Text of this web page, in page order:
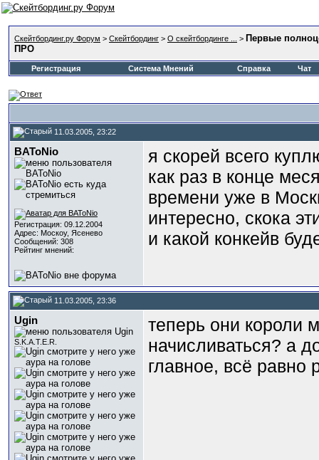
Скейтбординг.ру Форум > Скейтбординг > О скейтбординге ... > Первые
ПРО
Регистрация Система Мнений Справка Чат
11.03.2005, 23:22
BAToNio
Регистрация: 09.12.2004
Адрес: Москоу, Ясенево
Сообщений: 308
Рейтинг мнений:
я скорей всего
как раз в конце
времени уже в
интересно, скока
и какой конкейв
11.03.2005, 23:36
Ugin
S.K.A.T.E.R.
теперь они короли
начисливаться? а
главное, всё равно